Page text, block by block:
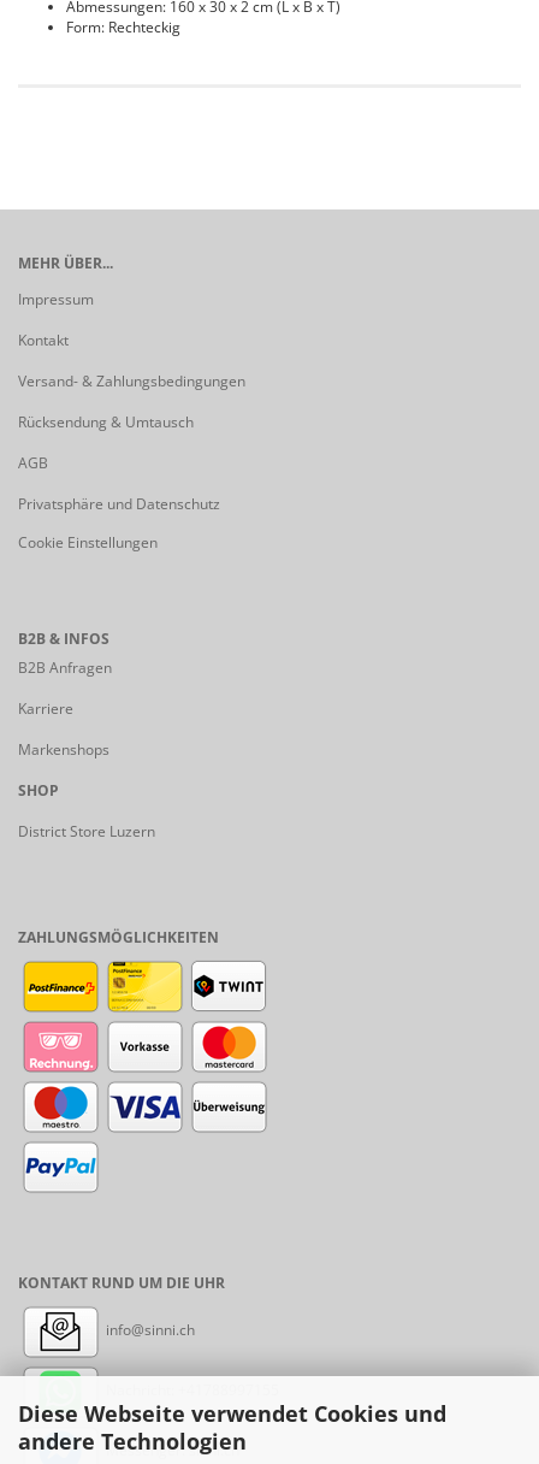
Diese Webseite verwendet Cookies und
andere Technologien
Abmessungen: 160 x 30 x 2 cm (L x B x T)
Form: Rechteckig
MEHR ÜBER...
Impressum
Kontakt
Versand- & Zahlungsbedingungen
Rücksendung & Umtausch
AGB
Privatsphäre und Datenschutz
Cookie Einstellungen
B2B & INFOS
B2B Anfragen
Karriere
Markenshops
SHOP
District Store Luzern
ZAHLUNGSMÖGLICHKEITEN
KONTAKT RUND UM DIE UHR
info@sinni.ch
Messenger: sinni.ch